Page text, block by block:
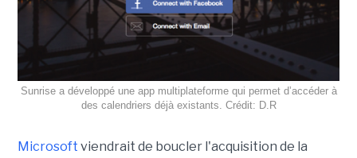
Sunrise a développé une app multiplateforme qui permet d’accéder à
des calendriers déjà existants. Crédit: D.R
Microsoft viendrait de boucler l'acquisition de la